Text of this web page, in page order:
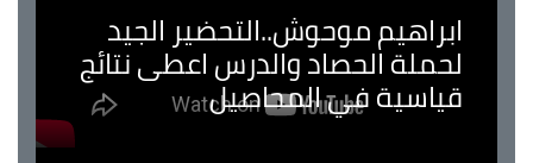
ابراهيم موحوش..التحضير الجيد
لحملة الحصاد والدرس اعطى نتائج
قياسية في المحاصيل